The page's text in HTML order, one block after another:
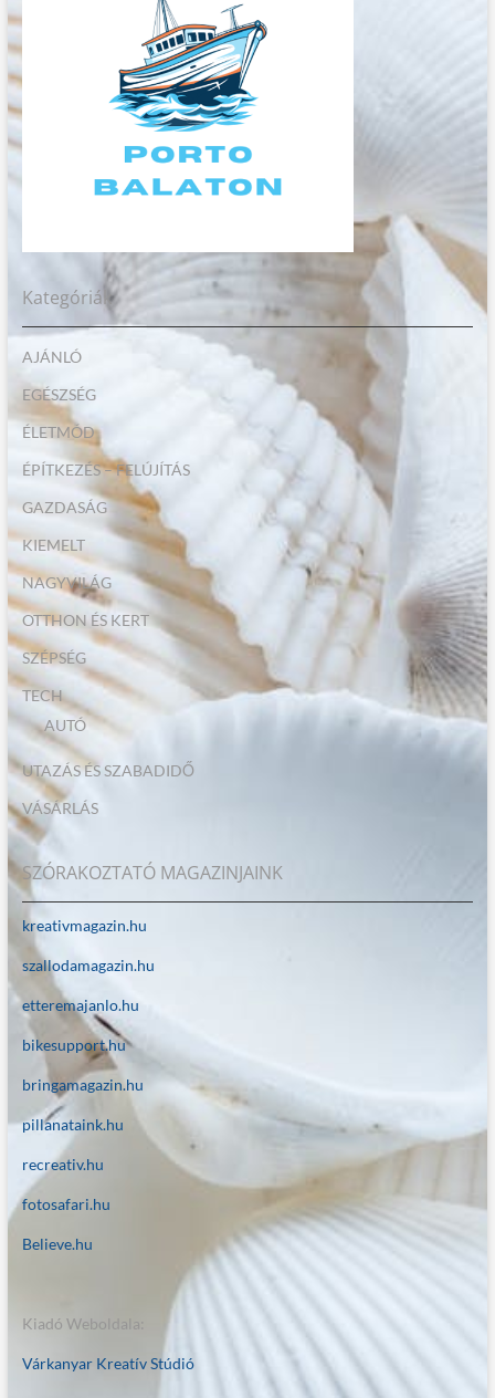
Kategóriák
AJÁNLÓ
EGÉSZSÉG
ÉLETMÓD
ÉPÍTKEZÉS – FELÚJÍTÁS
GAZDASÁG
KIEMELT
NAGYVILÁG
OTTHON ÉS KERT
SZÉPSÉG
TECH
AUTÓ
UTAZÁS ÉS SZABADIDŐ
VÁSÁRLÁS
SZÓRAKOZTATÓ MAGAZINJAINK
kreativmagazin.hu
szallodamagazin.hu
etteremajanlo.hu
bikesupport.hu
bringamagazin.hu
pillanataink.hu
recreativ.hu
fotosafari.hu
Believe.hu
Kiadó Weboldala:
Várkanyar Kreatív Stúdió